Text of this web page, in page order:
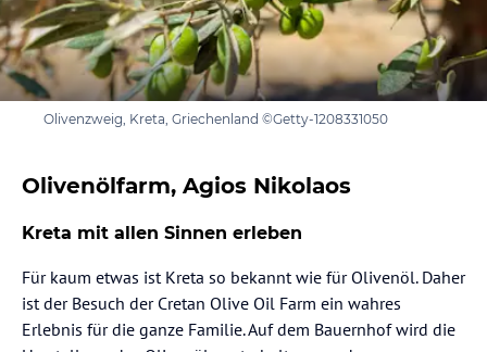
Olivenzweig, Kreta, Griechenland ©Getty-1208331050
Olivenölfarm, Agios Nikolaos
Kreta mit allen Sinnen erleben
Für kaum etwas ist Kreta so bekannt wie für Olivenöl. Daher
ist der Besuch der Cretan Olive Oil Farm ein wahres
Erlebnis für die ganze Familie. Auf dem Bauernhof wird die